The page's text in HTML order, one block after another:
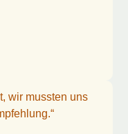
wir mussten uns